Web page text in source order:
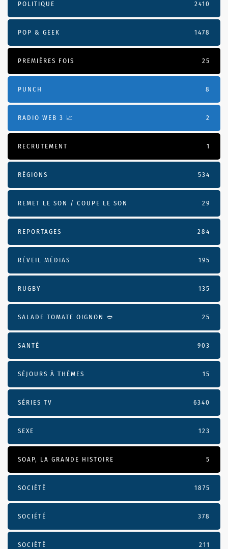
POLITIQUE 2410
POP & GEEK 1478
PREMIÈRES FOIS 25
PUNCH 8
RADIO WEB 3 📈 2
RECRUTEMENT 1
RÉGIONS 534
REMET LE SON / COUPE LE SON 29
REPORTAGES 284
RÉVEIL MÉDIAS 195
RUGBY 135
SALADE TOMATE OIGNON 🥙 25
SANTÉ 903
SÉJOURS À THÈMES 15
SÉRIES TV 6340
SEXE 123
SOAP, LA GRANDE HISTOIRE 5
SOCIÉTÉ 1875
SOCIÉTÉ 378
SOCIÉTÉ 211